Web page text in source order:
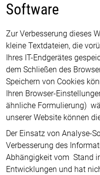
Software
Zur Verbesserung dieses
kleine Textdateien, die
Ihres IT-Endgerätes
dem Schließen des
Speichern von Cookies
Ihren Browser-
ähnliche Formulierung)
unserer Website können
Der Einsatz von Analyse-
Verbesserung des
Abhängigkeit vom Stand
Entwicklungen und hat